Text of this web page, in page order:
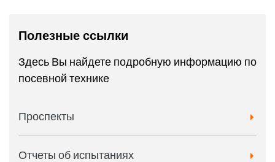
Полезные ссылки
Здесь Вы найдете подробную информацию по
посевной технике
Проспекты
Отчеты об испытаниях